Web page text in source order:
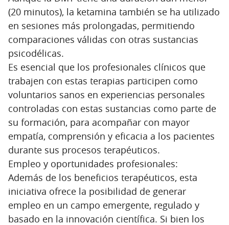
(20 minutos), la ketamina también se ha utilizado
en sesiones más prolongadas, permitiendo
comparaciones válidas con otras sustancias
psicodélicas.
Es esencial que los profesionales clínicos que
trabajen con estas terapias participen como
voluntarios sanos en experiencias personales
controladas con estas sustancias como parte de
su formación, para acompañar con mayor
empatía, comprensión y eficacia a los pacientes
durante sus procesos terapéuticos.
Empleo y oportunidades profesionales:
Además de los beneficios terapéuticos, esta
iniciativa ofrece la posibilidad de generar
empleo en un campo emergente, regulado y
basado en la innovación científica. Si bien los